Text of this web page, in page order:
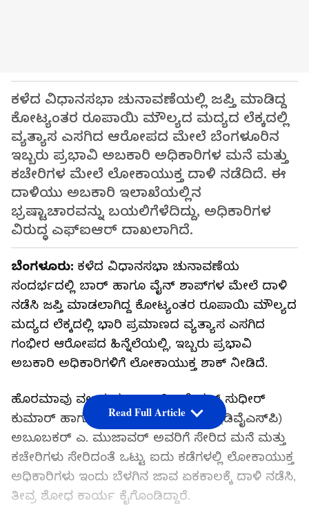
ಕಳೆದ ವಿಧಾನಸಭಾ ಚುನಾವಣೆಯಲ್ಲಿ ಜಪ್ತಿ ಮಾಡಿದ್ದ
ಕೋಟ್ಯಂತರ ರೂಪಾಯಿ ಮೌಲ್ಯದ ಮದ್ಯದ ಲೆಕ್ಕದಲ್ಲಿ
ವ್ಯತ್ಯಾಸ ಎಸಗಿದ ಆರೋಪದ ಮೇಲೆ ಬೆಂಗಳೂರಿನ
ಇಬ್ಬರು ಪ್ರಭಾವಿ ಅಬಕಾರಿ ಅಧಿಕಾರಿಗಳ ಮನೆ ಮತ್ತು
ಕಚೇರಿಗಳ ಮೇಲೆ ಲೋಕಾಯುಕ್ತ ದಾಳಿ ನಡೆದಿದೆ. ಈ
ದಾಳಿಯು ಅಬಕಾರಿ ಇಲಾಖೆಯಲ್ಲಿನ
ಭ್ರಷ್ಟಾಚಾರವನ್ನು ಬಯಲಿಗೆಳೆದಿದ್ದು, ಅಧಿಕಾರಿಗಳ
ವಿರುದ್ಧ ಎಫ್‌ಐಆರ್ ದಾಖಲಾಗಿದೆ.
ಬೆಂಗಳೂರು: ಕಳೆದ ವಿಧಾನಸಭಾ ಚುನಾವಣೆಯ
ಸಂದರ್ಭದಲ್ಲಿ ಬಾರ್ ಹಾಗೂ ವೈನ್ ಶಾಪ್‌ಗಳ ಮೇಲೆ ದಾಳಿ
ನಡೆಸಿ ಜಪ್ತಿ ಮಾಡಲಾಗಿದ್ದ ಕೋಟ್ಯಂತರ ರೂಪಾಯಿ ಮೌಲ್ಯದ
ಮದ್ಯದ ಲೆಕ್ಕದಲ್ಲಿ ಭಾರಿ ಪ್ರಮಾಣದ ವ್ಯತ್ಯಾಸ ಎಸಗಿದ
ಗಂಭೀರ ಆರೋಪದ ಹಿನ್ನೆಲೆಯಲ್ಲಿ, ಇಬ್ಬರು ಪ್ರಭಾವಿ
ಅಬಕಾರಿ ಅಧಿಕಾರಿಗಳಿಗೆ ಲೋಕಾಯುಕ್ತ ಶಾಕ್ ನೀಡಿದೆ.
ಹೊರಮಾವು ವಲಯದ ಅಬಕಾರಿ ಇನ್ಸ್ಪೆಕ್ಟರ್ ಸುಧೀರ್
ಕುಮಾರ್ ಹಾಗೂ ಅಬಕಾರಿ ಉಪ ಅಧೀಕ್ಷಕ (ಡಿವೈಎಸ್‌ಪಿ)
ಅಬೂಬಕರ್ ಎ. ಮುಜಾವರ್ ಅವರಿಗೆ ಸೇರಿದ ಮನೆ ಮತ್ತು
ಕಚೇರಿಗಳು ಸೇರಿದಂತೆ ಒಟ್ಟು ಐದು ಕಡೆಗಳಲ್ಲಿ ಲೋಕಾಯುಕ್ತ
ಅಧಿಕಾರಿಗಳು ಇಂದು ಬೆಳಗಿನ ಜಾವ ಏಕಕಾಲಕ್ಕೆ ದಾಳಿ ನಡೆಸಿ,
ತೀವ್ರ ಶೋಧ ಕಾರ್ಯ ಕೈಗೊಂಡಿದ್ದಾರೆ.
Read Full Article